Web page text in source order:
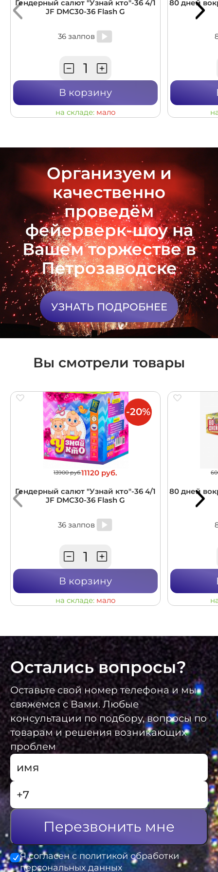
Гендерный салют "Узнай кто"-36 4/1
JF DMC30-36 Flash G
36 залпов
В корзину
на складе: мало
80 дней
Организуем и
качественно
проведём
фейерверк-шоу на
Вашем торжестве в
Петрозаводске
УЗНАТЬ ПОДРОБНЕЕ
Вы смотрели товары
13900 руб.11120 руб.
Гендерный салют "Узнай кто"-36 4/1
JF DMC30-36 Flash G
36 залпов
В корзину
на складе: мало
-20%
80 дней
Остались вопросы?
Оставьте свой номер телефона и мы
свяжемся с Вами. Любые
консультации по подбору, вопросы по
товарам и решения возникающих
проблем
Перезвонить мне
Я согласен с политикой обработки
персональных данных